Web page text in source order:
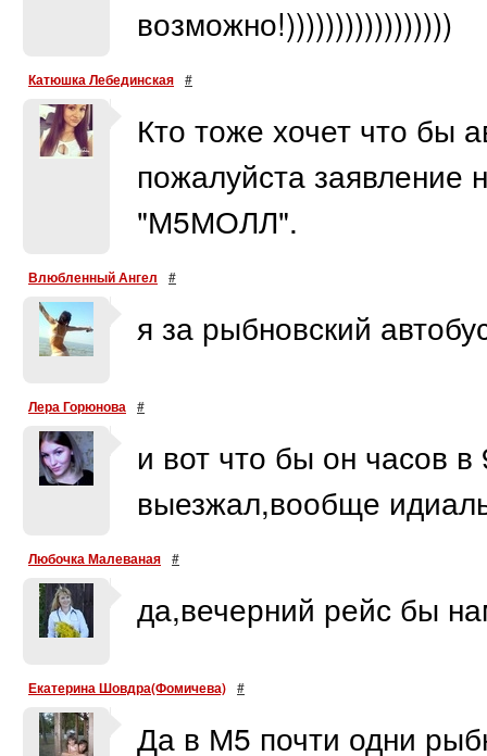
возможно!)))))))))))))))))
Катюшка Лебединская #
Кто тоже хочет что бы
пожалуйста
"М5МОЛЛ".
Влюбленный Ангел #
я за рыбновский
Лера Горюнова #
и вот что бы он часов
выезжал,вообще
Любочка Малеваная #
да,вечерний рейс бы
Екатерина Шовдра(Фомичева) #
Да в М5 почти одни